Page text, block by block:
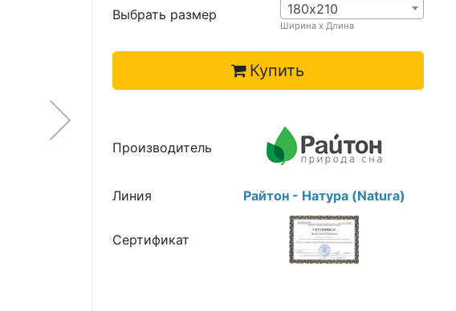
Выбрать размер 180х210
Ширина х Длина
Купить
Производитель
Линия Райтон - Натура (Natura)
Сертификат